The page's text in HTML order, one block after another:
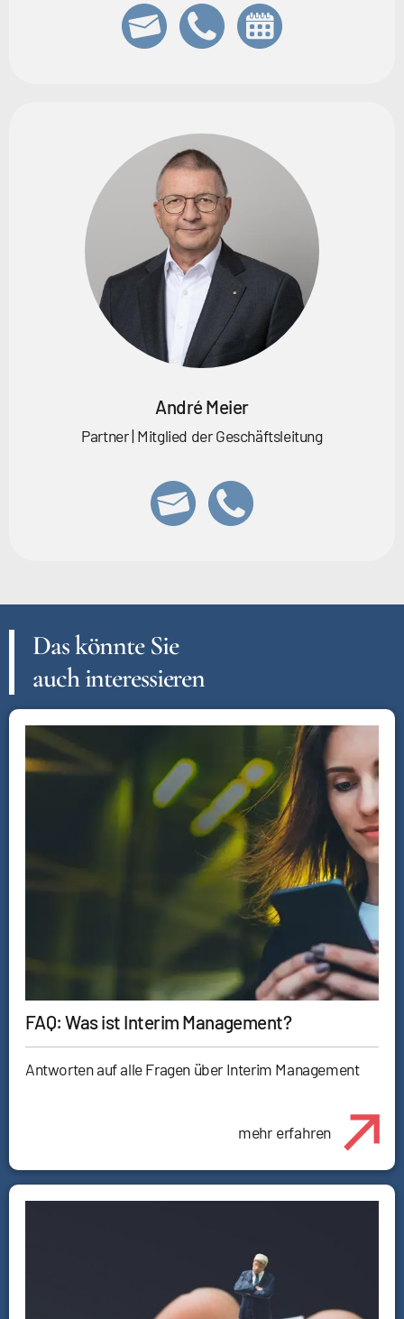
André Meier
Partner | Mitglied der Geschäftsleitung
Das könnte Sie
auch interessieren
FAQ: Was ist Interim Management?
Antworten auf alle Fragen über Interim Management
mehr erfahren